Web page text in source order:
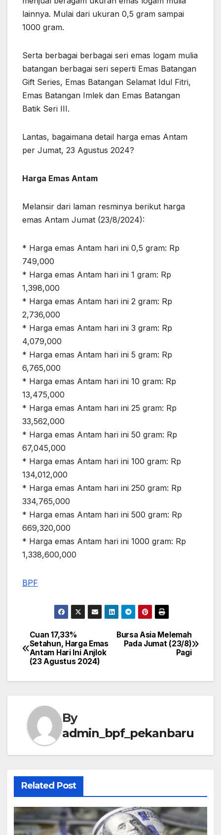
lainnya. Mulai dari ukuran 0,5 gram sampai
1000 gram.
Serta berbagai berbagai seri emas logam mulia
batangan berbagai seri seperti Emas Batangan
Gift Series, Emas Batangan Selamat Idul Fitri,
Emas Batangan Imlek dan Emas Batangan
Batik Seri III.
Lantas, bagaimana detail harga emas Antam
per Jumat, 23 Agustus 2024?
Harga Emas Antam
Melansir dari laman resminya berikut harga
emas Antam Jumat (23/8/2024):
* Harga emas Antam hari ini 0,5 gram: Rp
749,000
* Harga emas Antam hari ini 1 gram: Rp
1,398,000
* Harga emas Antam hari ini 2 gram: Rp
2,736,000
* Harga emas Antam hari ini 3 gram: Rp
4,079,000
* Harga emas Antam hari ini 5 gram: Rp
6,765,000
* Harga emas Antam hari ini 10 gram: Rp
13,475,000
* Harga emas Antam hari ini 25 gram: Rp
33,562,000
* Harga emas Antam hari ini 50 gram: Rp
67,045,000
* Harga emas Antam hari ini 100 gram: Rp
134,012,000
* Harga emas Antam hari ini 250 gram: Rp
334,765,000
* Harga emas Antam hari ini 500 gram: Rp
669,320,000
* Harga emas Antam hari ini 1000 gram: Rp
1,338,600,000
BPF
Post
navigation
Bursa Asia Melemah
Pada Jumat (23/8)
Pagi
Cuan 17,33%
Setahun, Harga Emas
Antam Hari Ini Anjlok
(23 Agustus 2024)
By
admin_bpf_pekanbaru
Related Post